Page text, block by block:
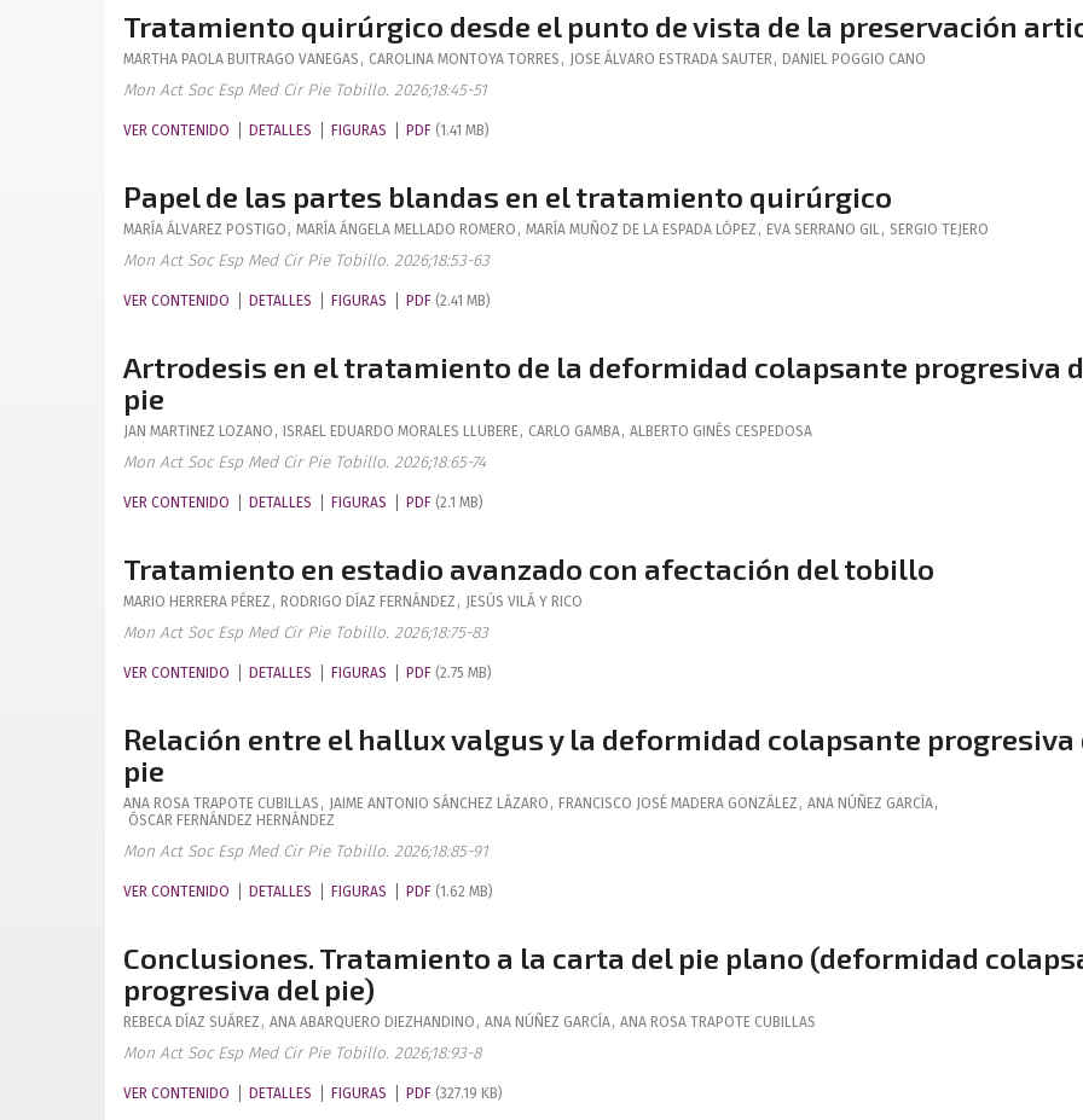
Tratamiento quirúrgico desde el punto de vista de la preservación
MARTHA PAOLA BUITRAGO VANEGAS , CAROLINA MONTOYA TORRES , JOSE ÁLVARO ESTRADA SAUTER, DANIEL POGGIO CANO
Mon Act Soc Esp Med Cir Pie Tobillo. 2026;18:45-51
VER CONTENIDO DETALLES FIGURAS PDF (1.41 MB)
Papel de las partes blandas en el tratamiento quirúrgico
MARÍA ÁLVAREZ POSTIGO , MARÍA ÁNGELA MELLADO ROMERO , MARÍA MUÑOZ DE LA ESPADA LÓPEZ , EVA SERRANO GIL, SERGIO TEJERO
Mon Act Soc Esp Med Cir Pie Tobillo. 2026;18:53-63
VER CONTENIDO DETALLES FIGURAS PDF (2.41 MB)
Artrodesis en el tratamiento de la deformidad colapsante progresiva
pie
JAN MARTINEZ LOZANO , ISRAEL EDUARDO MORALES LLUBERE, CARLO GAMBA, ALBERTO GINÉS CESPEDOSA
Mon Act Soc Esp Med Cir Pie Tobillo. 2026;18:65-74
VER CONTENIDO DETALLES FIGURAS PDF (2.1 MB)
Tratamiento en estadio avanzado con afectación del tobillo
MARIO HERRERA PÉREZ , RODRIGO DÍAZ FERNÁNDEZ , JESÚS VILÁ Y RICO
Mon Act Soc Esp Med Cir Pie Tobillo. 2026;18:75-83
VER CONTENIDO DETALLES FIGURAS PDF (2.75 MB)
Relación entre el hallux valgus y la deformidad colapsante progresiva
pie
ANA ROSA TRAPOTE CUBILLAS , JAIME ANTONIO SÁNCHEZ LÁZARO , FRANCISCO JOSÉ MADERA GONZÁLEZ , ANA NÚÑEZ GARCÍA,
ÓSCAR FERNÁNDEZ HERNÁNDEZ
Mon Act Soc Esp Med Cir Pie Tobillo. 2026;18:85-91
VER CONTENIDO DETALLES FIGURAS PDF (1.62 MB)
Conclusiones. Tratamiento a la carta del pie plano (deformidad
progresiva del pie)
REBECA DÍAZ SUÁREZ , ANA ABARQUERO DIEZHANDINO , ANA NÚÑEZ GARCÍA, ANA ROSA TRAPOTE CUBILLAS
Mon Act Soc Esp Med Cir Pie Tobillo. 2026;18:93-8
VER CONTENIDO DETALLES FIGURAS PDF (327.19 KB)